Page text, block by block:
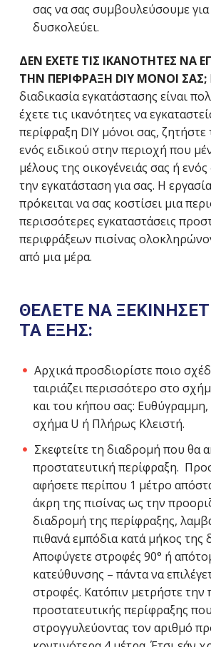
σας να σας συμβουλεύσουμε
δυσκολεύει.
ΔΕΝ ΕΧΕΤΕ ΤΙΣ ΙΚΑΝΟΤΗΤΕΣ ΝΑ
ΤΗΝ ΠΕΡΙΦΡΑΞΗ DIY ΜΟΝΟΙ ΣΑΣ;
διαδικασία εγκατάστασης είναι
έχετε τις ικανότητες να
περίφραξη DIY μόνοι σας, ζητήστε
ενός ειδικού στην περιοχή που
μέλους της οικογένειάς σας ή
την εγκατάσταση για σας. Η
πρόκειται να σας κοστίσει μια
περισσότερες εγκαταστάσεις
περιφράξεων πισίνας
από μια μέρα.
ΘΕΛΕΤΕ ΝΑ
ΤΑ ΕΞΗΣ:
Αρχικά προσδιορίστε ποιο
ταιριάζει περισσότερο στο
και του κήπου σας:
σχήμα U ή Πλήρως Κλειστή.
Σκεφτείτε τη διαδρομή που θα
προστατευτική περίφραξη.
αφήσετε περίπου 1 μέτρο
άκρη της πισίνας ως την
διαδρομή της περίφραξης,
πιθανά εμπόδια κατά μήκος της
Αποφύγετε στροφές 90° ή
κατεύθυνσης – πάντα να
στροφές. Κατόπιν μετρήστε την
προστατευτικής περίφραξης
στρογγυλεύοντας τον αριθμό